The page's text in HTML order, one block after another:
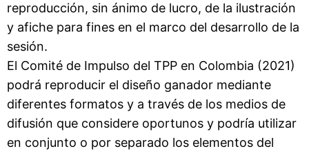
reproducción, sin ánimo de lucro, de la ilustración
y afiche para fines en el marco del desarrollo de la
sesión.
El Comité de Impulso del TPP en Colombia (2021)
podrá reproducir el diseño ganador mediante
diferentes formatos y a través de los medios de
difusión que considere oportunos y podría utilizar
en conjunto o por separado los elementos del